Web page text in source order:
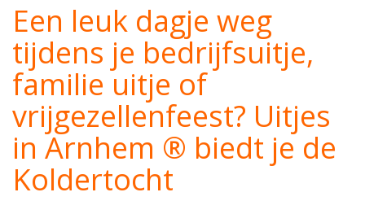
Een leuk dagje weg
tijdens je bedrijfsuitje,
familie uitje of
vrijgezellenfeest? Uitjes
in Arnhem ® biedt je de
Koldertocht